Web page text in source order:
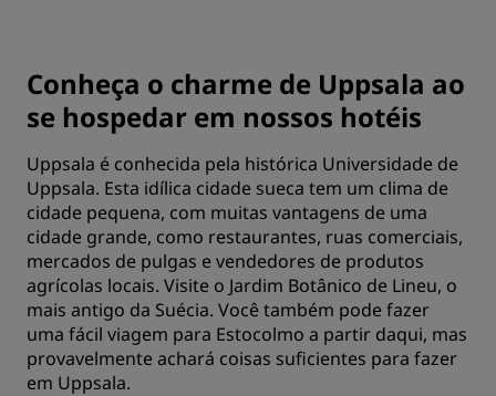
Conheça o charme de Uppsala ao
se hospedar em nossos hotéis
Uppsala é conhecida pela histórica Universidade de
Uppsala. Esta idílica cidade sueca tem um clima de
cidade pequena, com muitas vantagens de uma
cidade grande, como restaurantes, ruas comerciais,
mercados de pulgas e vendedores de produtos
agrícolas locais. Visite o Jardim Botânico de Lineu, o
mais antigo da Suécia. Você também pode fazer
uma fácil viagem para Estocolmo a partir daqui, mas
provavelmente achará coisas suficientes para fazer
em Uppsala.